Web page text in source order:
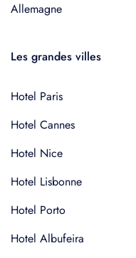
Allemagne
Les grandes villes
Hotel Paris
Hotel Cannes
Hotel Nice
Hotel Lisbonne
Hotel Porto
Hotel Albufeira